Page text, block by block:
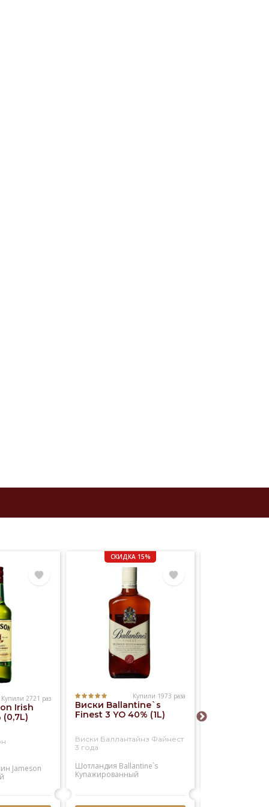
Купили 2721 раз
Irish
(0,7L)
Jameson
СКИДКА 15%
Купили 1973 раза
Виски Ballantine`s
Finest 3 YO 40% (1L)
Виски Баллантайнз Файнест
3 года
Шотландия Ballantine`s
Купажированный